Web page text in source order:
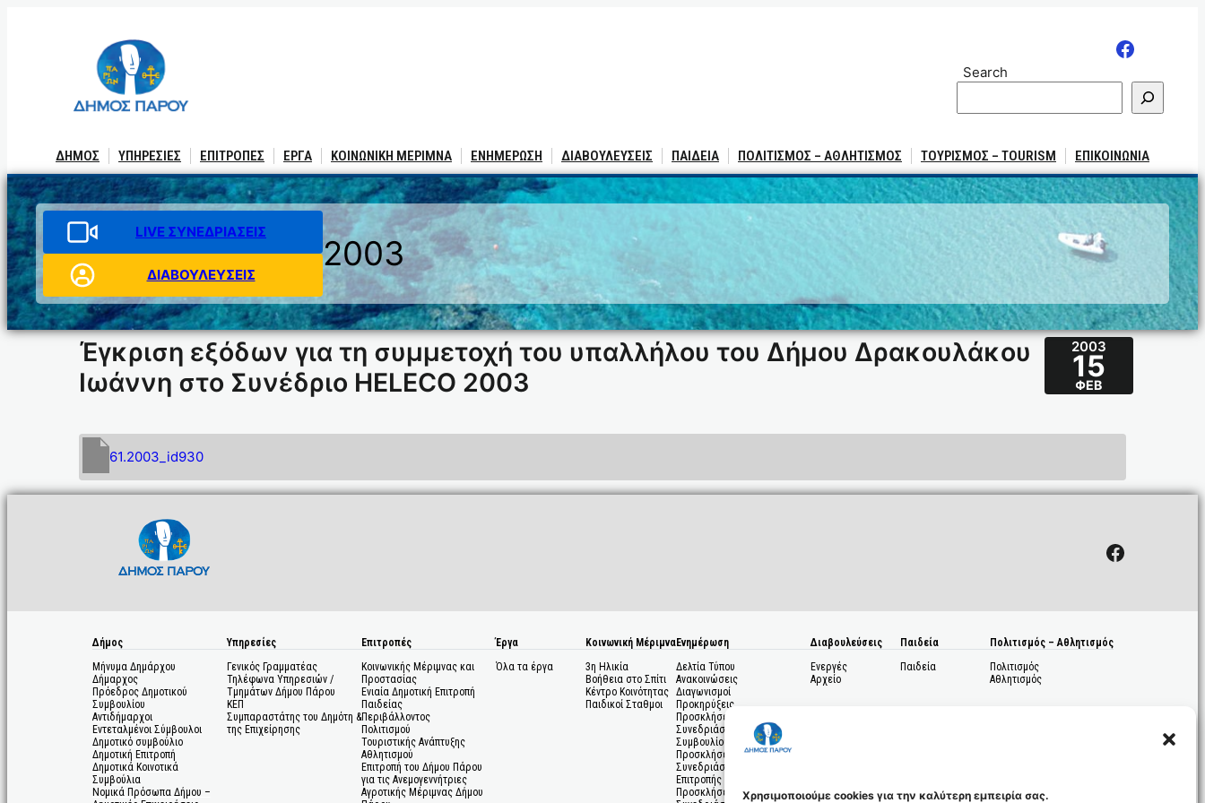
Χρησιμοποιούμε cookies για την καλύτερη εμπειρία σας.
Search
ΔΗΜΟΣ ΥΠΗΡΕΣΙΕΣ ΕΠΙΤΡΟΠΕΣ ΕΡΓΑ ΚΟΙΝΩΝΙΚΗ ΜΕΡΙΜΝΑ ΕΝΗΜΕΡΩΣΗ ΔΙΑΒΟΥΛΕΥΣΕΙΣ ΠΑΙΔΕΙΑ ΠΟΛΙΤΙΣΜΟΣ – ΑΘΛΗΤΙΣΜΟΣ ΤΟΥΡΙΣΜΟΣ – TOURISM ΕΠΙΚΟΙΝΩΝΙΑ
LIVE ΣΥΝΕΔΡΙΑΣΕΙΣ
ΔΙΑΒΟΥΛΕΥΣΕΙΣ
2003
Έγκριση εξόδων για τη συμμετοχή του υπαλλήλου του Δήμου Δρακουλάκου
Ιωάννη στο Συνέδριο HELECO 2003
2003
15
ΦΕΒ
61.2003_id930
Facebook
Δήμος
Μήνυμα Δημάρχου
Δήμαρχος
Πρόεδρος Δημοτικού
Συμβουλίου
Αντιδήμαρχοι
Εντεταλμένοι Σύμβουλοι
Δημοτικό συμβούλιο
Δημοτική Επιτροπή
Δημοτικά Κοινοτικά
Συμβούλια
Νομικά Πρόσωπα Δήμου –
Υπηρεσίες
Γενικός Γραμματέας
Τηλέφωνα Υπηρεσιών /
Τμημάτων Δήμου Πάρου
ΚΕΠ
Συμπαραστάτης του Δημότη &
της Επιχείρησης
Επιτροπές
Κοινωνικής Μέριμνας και
Προστασίας
Ενιαία Δημοτική Επιτροπή
Παιδείας
Περιβάλλοντος
Πολιτισμού
Τουριστικής Ανάπτυξης
Αθλητισμού
Επιτροπή του Δήμου Πάρου
για τις Ανεμογεννήτριες
Αγροτικής Μέριμνας Δήμου
Έργα
Όλα τα έργα
Κοινωνική Μέριμνα
3η Ηλικία
Βοήθεια στο Σπίτι
Κέντρο Κοινότητας
Παιδικοί Σταθμοι
Ενημέρωση
Δελτία Τύπου
Ανακοινώσεις
Διαγωνισμοί
Προκηρύξεις
Προσκλήσεις σε
Συνεδριάσεις Δημοτικού
Συμβουλίου
Προσκλήσεις σε
Συνεδριάσεις Δημοτικής
Επιτροπής
Προσκλήσεις σε
Διαβουλεύσεις
Ενεργές
Αρχείο
Παιδεία
Παιδεία
Πολιτισμός – Αθλητισμός
Πολιτισμός
Αθλητισμός